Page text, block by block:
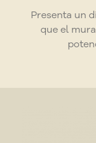
Presenta un
que el